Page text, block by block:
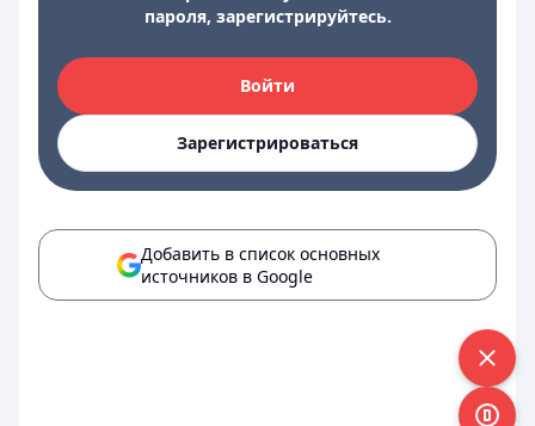
пароля, зарегистрируйтесь.
Войти
Зарегистрироваться
Добавить в список основных
источников в Google